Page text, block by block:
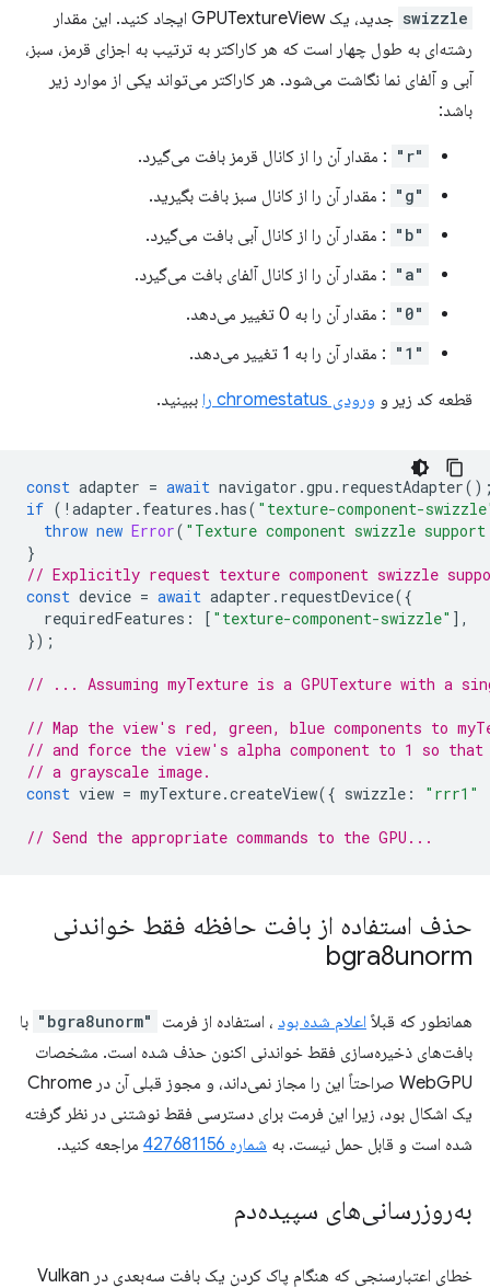
swizzle
جدید، یک GPUTextureView ایجاد کنید. این مقدار
رشته‌ای به طول چهار است که هر کاراکتر به ترتیب به اجزای قرمز، سبز،
آبی و آلفای نما نگاشت می‌شود. هر کاراکتر می‌تواند یکی از موارد زیر
باشد:
"r" : مقدار آن را از کانال قرمز بافت می‌گیرد.
"g" : مقدار آن را از کانال سبز بافت بگیرید.
"b" : مقدار آن را از کانال آبی بافت می‌گیرد.
"a" : مقدار آن را از کانال آلفای بافت می‌گیرد.
"0" : مقدار آن را به 0 تغییر می‌دهد.
"1" : مقدار آن را به 1 تغییر می‌دهد.
قطعه کد زیر و ورودی chromestatus را ببینید.
const adapter = await navigator .gpu . requestAdapter
if ( ! adapter . features .has( "texture-component-
throw new Error( "Texture component swizzle
}
// Explicitly request texture component swizzle
const device = await adapter . requestDevice({
requiredFeatures : [ "texture-component-swizzle" ],
});
// ... Assuming myTexture is a GPUTexture with a
// Map the view's red, green, blue components to
// and force the view's alpha component to 1 so
// a grayscale image.
const view = myTexture.createView({ swizzle : "rrr1"
// Send the appropriate commands to the GPU...
حذف استفاده از بافت حافظه فقط خواندنی
bgra8unorm
همانطور که قبلاً اعلام شده بود ، استفاده از فرمت "bgra8unorm"
با
بافت‌های ذخیره‌سازی فقط خواندنی اکنون حذف شده است. مشخصات
WebGPU صراحتاً این را مجاز نمی‌داند، و مجوز قبلی آن در Chrome
یک اشکال بود، زیرا این فرمت برای دسترسی فقط نوشتنی در نظر گرفته
شده است و قابل حمل نیست. به شماره 427681156 مراجعه کنید.
به‌روزرسانی‌های سپیده‌دم
خطای اعتبارسنجی که هنگام پاک کردن یک بافت سه‌بعدی در Vulkan